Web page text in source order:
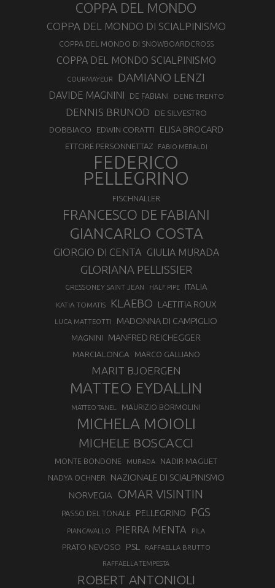
COPPA DEL MONDO
COPPA DEL MONDO DI SCIALPINISMO
COPPA DEL MONDO DI SNOWBOARDCROSS
COPPA DEL MONDO SCIALPINISMO
COURMAYEUR DAMIANO LENZI
DAVIDE MAGNINI DE FABIANI DENIS TRENTO
DENNIS BRUNOD DE SILVESTRO
DOBBIACO EDWIN CORATTI ELISA BROCARD
ETTORE PERSONNETTAZ FABIO MERALDI
FEDERICO
PELLEGRINO
FISCHNALLER
FRANCESCO DE FABIANI
GIANCARLO COSTA
GIORGIO DI CENTA GIULIA MURADA
GLORIANA PELLISSIER
GRESSONEY SAINT JEAN HALF PIPE ITALIA
KATIA TOMATIS KLAEBO LAETITIA ROUX
LUCA MATTEOTTI MADONNA DI CAMPIGLIO
MAGNINI MANFRED REICHEGGER
MARCIALONGA MARCO GALLIANO
MARIT BJOERGEN
MATTEO EYDALLIN
MATTEO TANEL MAURIZIO BORMOLINI
MICHELA MOIOLI
MICHELE BOSCACCI
MONTE BONDONE MURADA NADIR MAGUET
NADYA OCHNER
NAZIONALE DI SCIALPINISMO
NORVEGIA
OMAR VISINTIN
PASSO DEL TONALE PELLEGRINO PGS
PIANCAVALLO PIERRA MENTA PILA
PRATO NEVOSO PSL RAFFAELLA BRUTTO
RAFFAELLA TEMPESTA
ROBERT ANTONIOLI